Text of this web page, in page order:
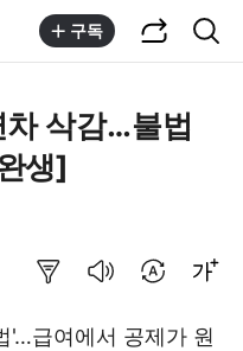
구독
삭감…불법
생]
'…급여에서 공제가 원